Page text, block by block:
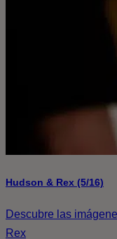
Hudson & Rex (5/16)
Descubre las
Rex